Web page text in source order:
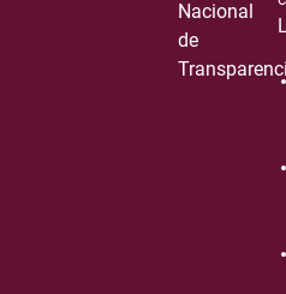
Nacional
de